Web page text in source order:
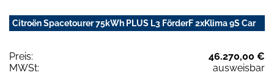
Citroën Spacetourer 75kWh PLUS L3 FörderF 2xKlima 9S Car
Preis:
46.270,00 €
MWSt:
ausweisbar